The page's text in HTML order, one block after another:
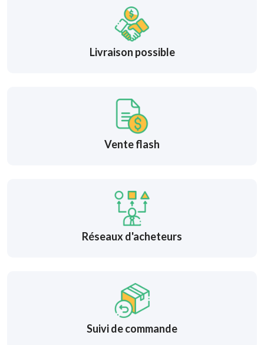
Livraison possible
Vente flash
Réseaux d'acheteurs
Suivi de commande